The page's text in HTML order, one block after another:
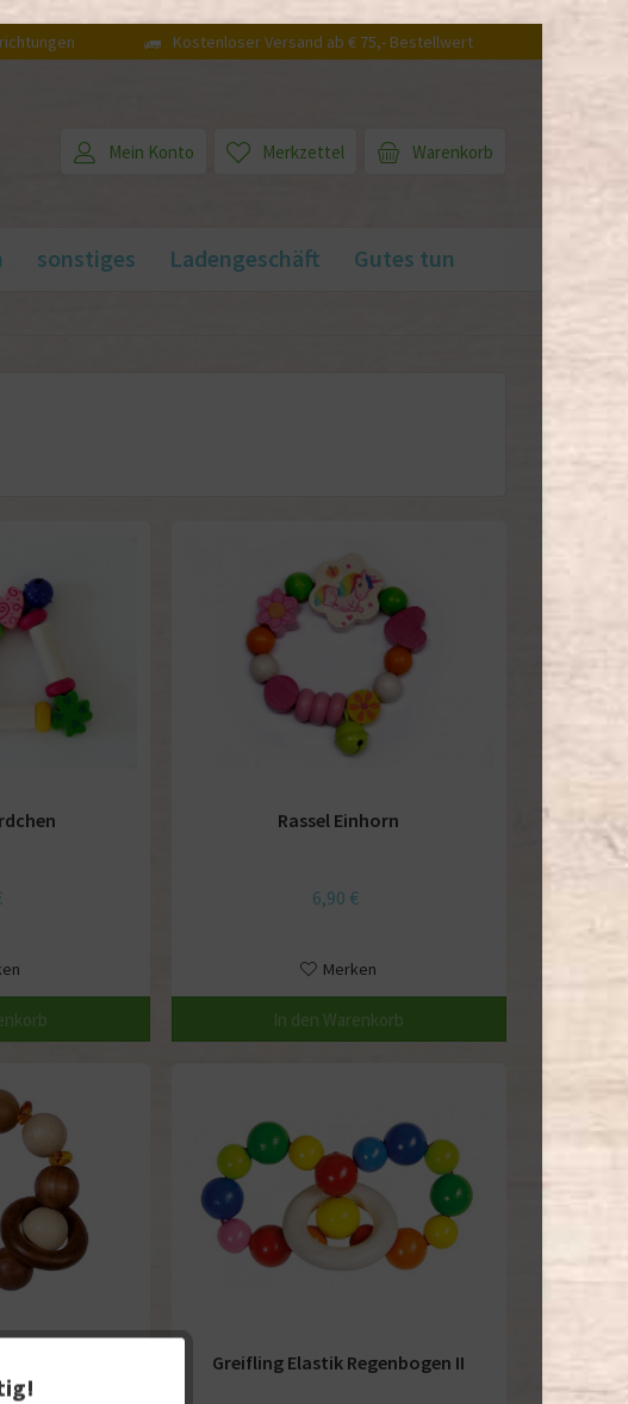
Kostenloser Versand ab € 75,- Bestellwert
Warenkorb
Merkzettel
Mein Konto
sonstiges Ladengeschäft Gutes tun
Rassel Einhorn
6,90 €
Merken
In den Warenkorb
Greifling Elastik Regenbogen II